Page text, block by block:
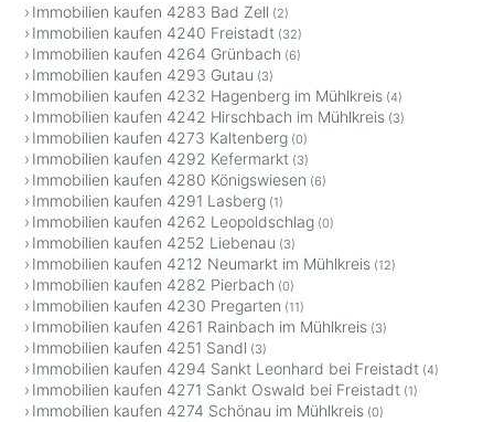
Immobilien kaufen 4283 Bad Zell (2)
Immobilien kaufen 4240 Freistadt (32)
Immobilien kaufen 4264 Grünbach (6)
Immobilien kaufen 4293 Gutau (3)
Immobilien kaufen 4232 Hagenberg im Mühlkreis (4)
Immobilien kaufen 4242 Hirschbach im Mühlkreis (3)
Immobilien kaufen 4273 Kaltenberg (0)
Immobilien kaufen 4292 Kefermarkt (3)
Immobilien kaufen 4280 Königswiesen (6)
Immobilien kaufen 4291 Lasberg (1)
Immobilien kaufen 4262 Leopoldschlag (0)
Immobilien kaufen 4252 Liebenau (3)
Immobilien kaufen 4212 Neumarkt im Mühlkreis (12)
Immobilien kaufen 4282 Pierbach (0)
Immobilien kaufen 4230 Pregarten (11)
Immobilien kaufen 4261 Rainbach im Mühlkreis (3)
Immobilien kaufen 4251 Sandl (3)
Immobilien kaufen 4294 Sankt Leonhard bei Freistadt (4)
Immobilien kaufen 4271 Sankt Oswald bei Freistadt (1)
Immobilien kaufen 4274 Schönau im Mühlkreis (0)